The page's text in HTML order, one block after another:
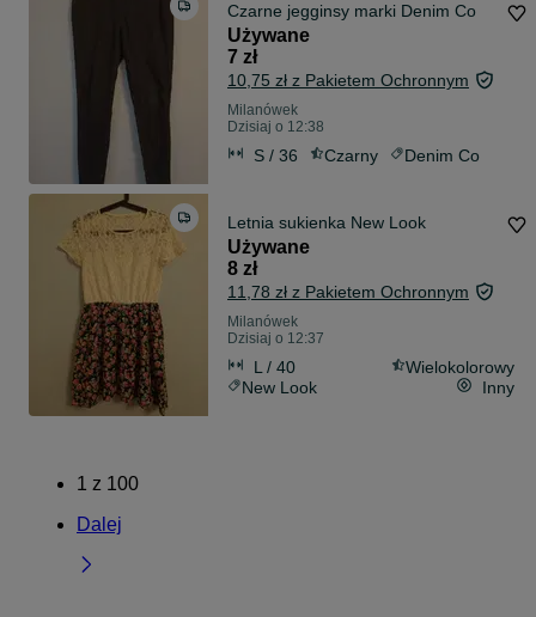
Czarne jegginsy marki Denim Co
Używane
7 zł
10,75 zł z Pakietem Ochronnym
Milanówek
Dzisiaj o 12:38
S / 36 Czarny Denim Co
Letnia sukienka New Look
Używane
8 zł
11,78 zł z Pakietem Ochronnym
Milanówek
Dzisiaj o 12:37
L / 40
Wielokolorowy
New Look
Inny
1 z 100
Dalej